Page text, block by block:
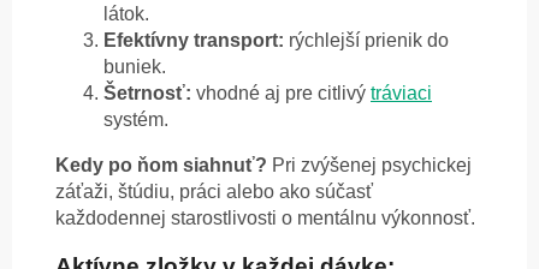
látok.
Efektívny transport: rýchlejší prienik do
buniek.
Šetrnosť: vhodné aj pre citlivý tráviaci
systém.
Kedy po ňom siahnuť? Pri zvýšenej psychickej
záťaži, štúdiu, práci alebo ako súčasť
každodennej starostlivosti o mentálnu výkonnosť.